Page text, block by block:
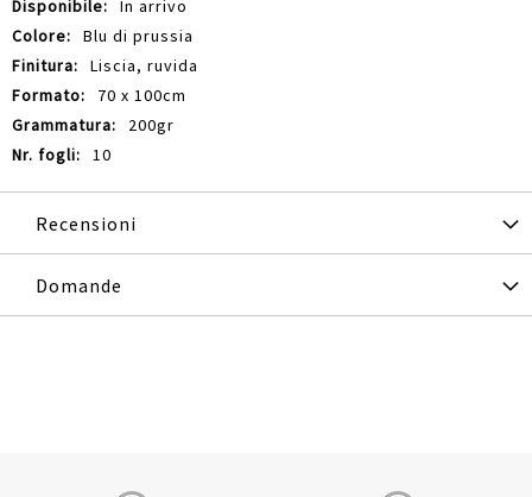
In arrivo
Blu di prussia
Liscia, ruvida
70 x 100cm
200gr
10
Recensioni
Domande